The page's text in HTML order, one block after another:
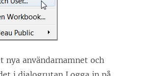
t
t
n
nya användarnamnet och